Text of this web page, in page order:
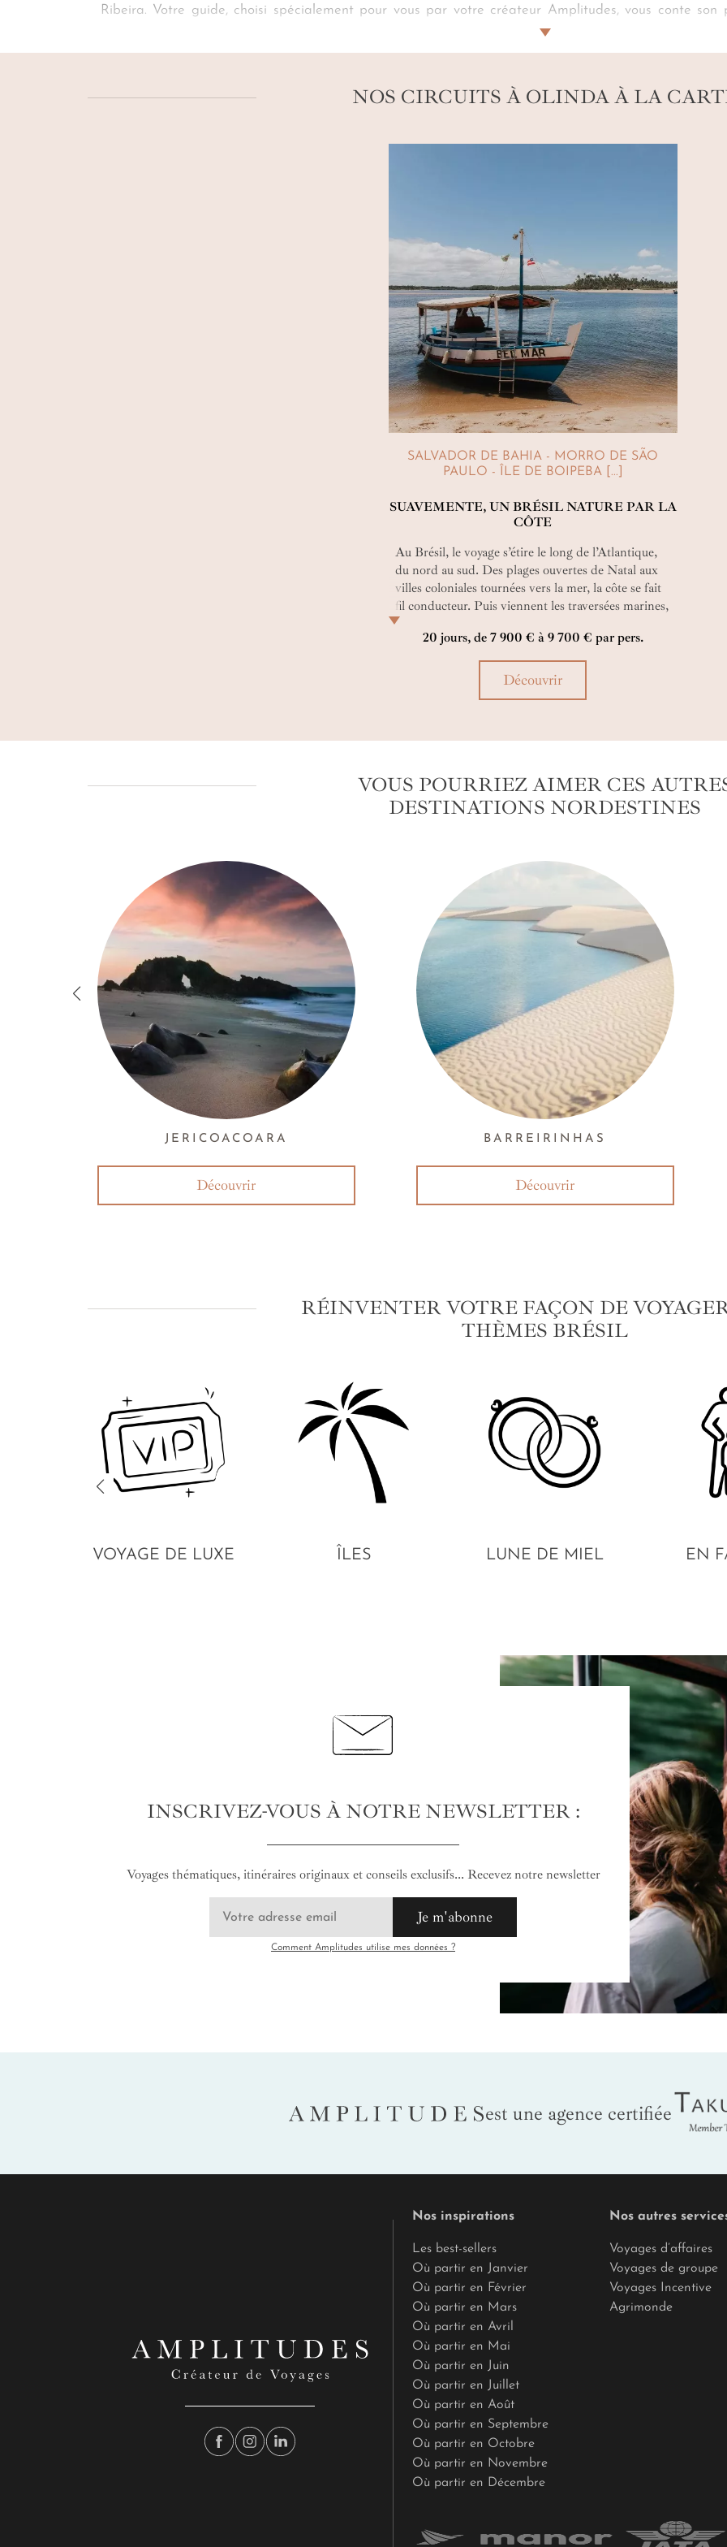
Ribeira. Votre guide, choisi spécialement pour vous par votre créateur Amplitudes, vous conte son
devenu grande place des artistes et artisans. Un cours de peinture dans la vieille ville organisé par
NOS CIRCUITS À OLINDA À LA
SALVADOR DE BAHIA - MORRO DE SÃO
PAULO - ÎLE DE BOIPEBA [...]
SUAVEMENTE, UN BRÉSIL NATURE PAR LA
CÔTE
Au Brésil, le voyage s’étire le long de l’Atlantique,
du nord au sud. Des plages ouvertes de Natal aux
villes coloniales tournées vers la mer, la côte se fait
fil conducteur. Puis viennent les traversées marines,
les îles, et un rapport au temps plus souple,
suspendu. Jusqu’à laisser émerger une résonance
intérieure, portée par la lumière, l’histoire et
20 jours, de 7 900 € à 9 700 € par pers.
Découvrir
VOUS POURRIEZ AIMER CES
DESTINATIONS NORDESTINES
JERICOACOARA
Découvrir
BARREIRINHAS
Découvrir
RÉINVENTER VOTRE FAÇON DE
THÈMES BRÉSIL
VOYAGE DE LUXE ÎLES LUNE DE MIEL EN
INSCRIVEZ-VOUS À NOTRE NEWSLETTER :
Voyages thématiques, itinéraires originaux et conseils exclusifs... Recevez notre newsletter
Je m'abonne
Comment Amplitudes utilise mes données ?
AMPLITUDES est une agence certifiée
Nos inspirations
Les best-sellers
Où partir en Janvier
Où partir en Février
Où partir en Mars
Où partir en Avril
Où partir en Mai
Où partir en Juin
Où partir en Juillet
Où partir en Août
Où partir en Septembre
Où partir en Octobre
Où partir en Novembre
Où partir en Décembre
Nos autres
Voyages d’affaires
Voyages de groupe
Voyages Incentive
Agrimonde